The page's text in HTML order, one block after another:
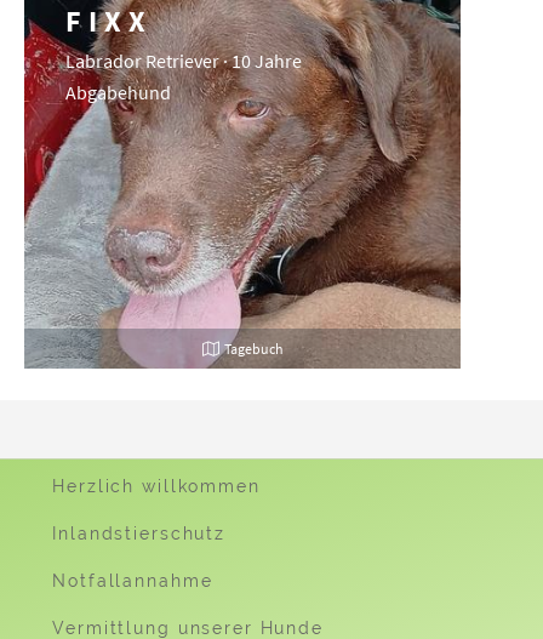
FIXX
Labrador Retriever · 10 Jahre
Abgabehund
Tagebuch
Herzlich willkommen
Inlandstierschutz
Notfallannahme
Vermittlung unserer Hunde